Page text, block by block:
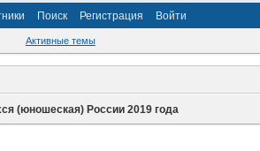
Поиск Регистрация Войти
Активные темы
(юношеская) России 2019 года